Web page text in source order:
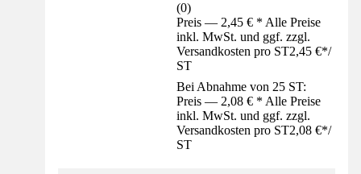
(0)
Preis — 2,45 € * Alle Preise
inkl. MwSt. und ggf. zzgl.
Versandkosten pro ST2,45 €*/
ST
Bei Abnahme von 25 ST:
Preis — 2,08 € * Alle Preise
inkl. MwSt. und ggf. zzgl.
Versandkosten pro ST2,08 €*/
ST